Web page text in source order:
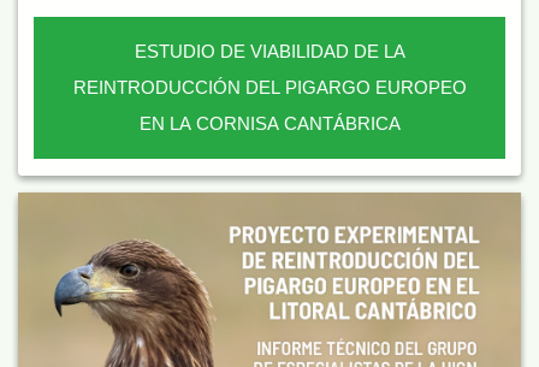
ESTUDIO DE VIABILIDAD DE LA
REINTRODUCCIÓN DEL PIGARGO EUROPEO
EN LA CORNISA CANTÁBRICA